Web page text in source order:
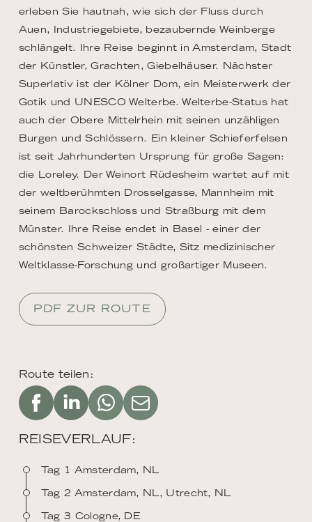
Route teilen:
REISEVERLAUF:
Tag 1 Amsterdam, NL
Tag 2 Amsterdam, NL, Utrecht, NL
Tag 3 Cologne, DE
erleben Sie hautnah, wie sich der Fluss durch
Auen, Industriegebiete, bezaubernde Weinberge
schlängelt. Ihre Reise beginnt in Amsterdam, Stadt
der Künstler, Grachten, Giebelhäuser. Nächster
Superlativ ist der Kölner Dom, ein Meisterwerk der
Gotik und UNESCO Welterbe. Welterbe-Status hat
auch der Obere Mittelrhein mit seinen unzähligen
Burgen und Schlössern. Ein kleiner Schieferfelsen
ist seit Jahrhunderten Ursprung für große Sagen:
die Loreley. Der Weinort Rüdesheim wartet auf mit
der weltberühmten Drosselgasse, Mannheim mit
seinem Barockschloss und Straßburg mit dem
Münster. Ihre Reise endet in Basel - einer der
schönsten Schweizer Städte, Sitz medizinischer
Weltklasse-Forschung und großartiger Museen.
PDF ZUR ROUTE